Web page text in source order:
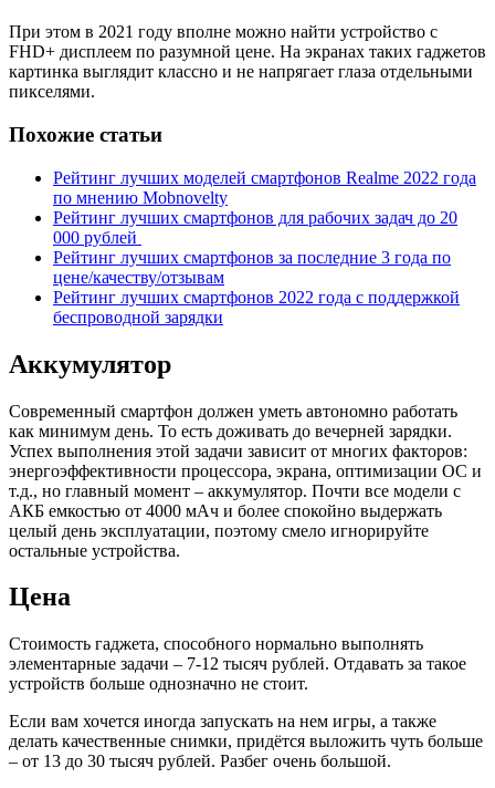
При этом в 2021 году вполне можно найти устройство с
FHD+ дисплеем по разумной цене. На экранах таких гаджетов
картинка выглядит классно и не напрягает глаза отдельными
пикселями.
Похожие статьи
Рейтинг лучших моделей смартфонов Realme 2022 года
по мнению Mobnovelty
Рейтинг лучших смартфонов для рабочих задач до 20
000 рублей
Рейтинг лучших смартфонов за последние 3 года по
цене/качеству/отзывам
Рейтинг лучших смартфонов 2022 года с поддержкой
беспроводной зарядки
Аккумулятор
Современный смартфон должен уметь автономно работать
как минимум день. То есть доживать до вечерней зарядки.
Успех выполнения этой задачи зависит от многих факторов:
энергоэффективности процессора, экрана, оптимизации ОС и
т.д., но главный момент – аккумулятор. Почти все модели с
АКБ емкостью от 4000 мАч и более спокойно выдержать
целый день эксплуатации, поэтому смело игнорируйте
остальные устройства.
Цена
Стоимость гаджета, способного нормально выполнять
элементарные задачи – 7-12 тысяч рублей. Отдавать за такое
устройств больше однозначно не стоит.
Если вам хочется иногда запускать на нем игры, а также
делать качественные снимки, придётся выложить чуть больше
– от 13 до 30 тысяч рублей. Разбег очень большой.